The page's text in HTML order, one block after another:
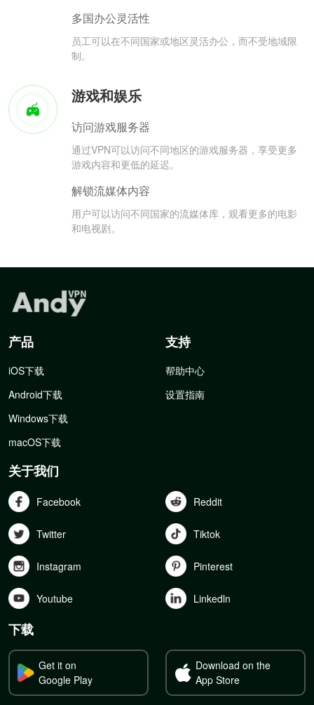
多国办公灵活性
员工可以在不同国家或地区灵活办公，而不受地域限
制。
游戏和娱乐
访问游戏服务器
通过VPN可以访问不同地区的游戏服务器，享受更多
游戏内容和更低的延迟。
解锁流媒体内容
用户可以访问不同国家的流媒体库，观看更多的电影
和电视剧。
产品
iOS下载
Android下载
Windows下载
macOS下载
支持
帮助中心
设置指南
关于我们
Facebook Reddit
Twitter Tiktok
Instagram Pinterest
Youtube Linkedln
下载
Get it on
Google Play
Download on the
App Store